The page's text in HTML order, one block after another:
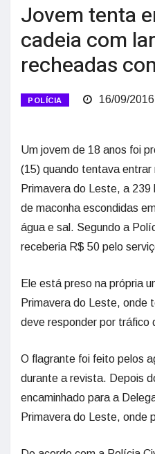
Jovem tenta
cadeia com
recheadas
POLÍCIA 16/09/2016
Um jovem de 18 anos foi
(15) quando tentava entrar
Primavera do Leste, a
de maconha escondidas
água e sal. Segundo a
receberia R$ 50 pelo
Ele está preso na própria
Primavera do Leste, onde
deve responder por tráfico
O flagrante foi feito pelos
durante a revista. Depois
encaminhado para a
Primavera do Leste, onde